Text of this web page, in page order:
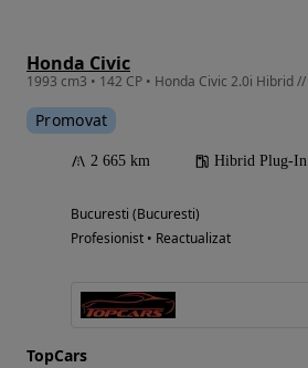
Honda Civic
Promovat
2 665 km Hibrid Plug-In
Bucuresti (Bucuresti)
Profesionist • Reactualizat
TopCars